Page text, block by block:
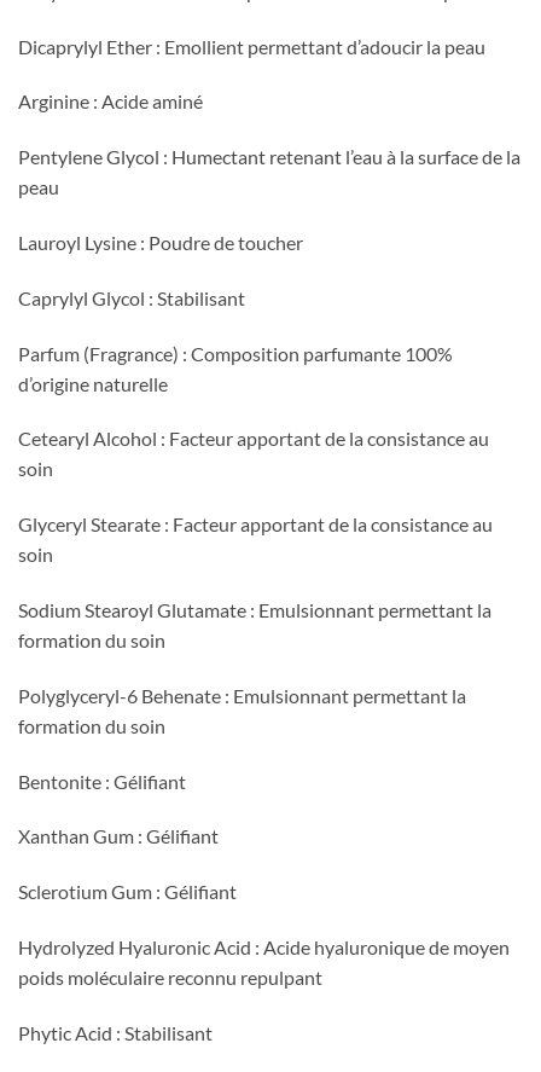
Dicaprylyl Ether : Emollient permettant d’adoucir la peau
Arginine : Acide aminé
Pentylene Glycol : Humectant retenant l’eau à la surface de la
peau
Lauroyl Lysine : Poudre de toucher
Caprylyl Glycol : Stabilisant
Parfum (Fragrance) : Composition parfumante 100%
d’origine naturelle
Cetearyl Alcohol : Facteur apportant de la consistance au
soin
Glyceryl Stearate : Facteur apportant de la consistance au
soin
Sodium Stearoyl Glutamate : Emulsionnant permettant la
formation du soin
Polyglyceryl-6 Behenate : Emulsionnant permettant la
formation du soin
Bentonite : Gélifiant
Xanthan Gum : Gélifiant
Sclerotium Gum : Gélifiant
Hydrolyzed Hyaluronic Acid : Acide hyaluronique de moyen
poids moléculaire reconnu repulpant
Phytic Acid : Stabilisant